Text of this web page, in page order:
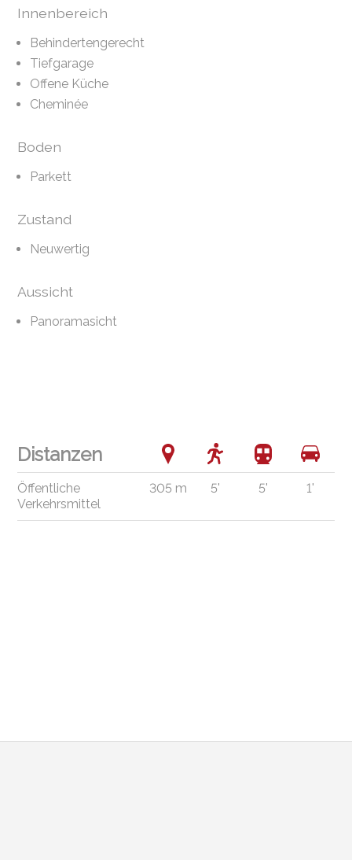
Innenbereich
Behindertengerecht
Tiefgarage
Offene Küche
Cheminée
Boden
Parkett
Zustand
Neuwertig
Aussicht
Panoramasicht
Distanzen
Öffentliche
Verkehrsmittel
305 m 5' 5' 1'